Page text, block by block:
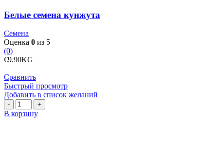
Белые семена кунжута
Семена
Оценка 0 из 5
(0)
€9.90KG
Сравнить
Быстрый просмотр
Добавить в список желаний
Количество
товара
Бланшированные
В корзину